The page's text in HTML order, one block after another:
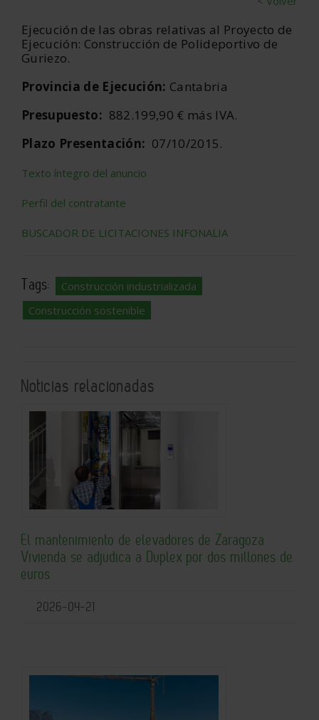
Ejecución de las obras relativas al Proyecto de
Ejecución: Construcción de Polideportivo de
Guriezo.
Provincia de Ejecución: Cantabria
Presupuesto: 882.199,90 € más IVA.
Plazo Presentación: 07/10/2015.
Texto íntegro del anuncio
Perfil del contratante
BUSCADOR DE LICITACIONES INFONALIA
Tags:
Construcción industrializada
Construcción sostenible
Noticias relacionadas
El mantenimiento de elevadores de Zaragoza
Vivienda se adjudica a Duplex por dos millones de
euros
2026-04-21